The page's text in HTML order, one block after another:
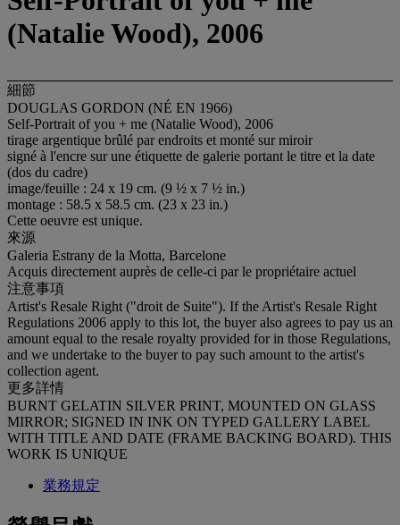
(Natalie Wood), 2006
細節
DOUGLAS GORDON (NÉ EN 1966)
Self-Portrait of you + me (Natalie Wood), 2006
tirage argentique brûlé par endroits et monté sur miroir
signé à l'encre sur une étiquette de galerie portant le titre et la date
(dos du cadre)
image/feuille : 24 x 19 cm. (9 ½ x 7 ½ in.)
montage : 58.5 x 58.5 cm. (23 x 23 in.)
Cette oeuvre est unique.
來源
Galeria Estrany de la Motta, Barcelone
Acquis directement auprès de celle-ci par le propriétaire actuel
注意事項
Artist's Resale Right ("droit de Suite"). If the Artist's Resale Right
Regulations 2006 apply to this lot, the buyer also agrees to pay us an
amount equal to the resale royalty provided for in those Regulations,
and we undertake to the buyer to pay such amount to the artist's
collection agent.
更多詳情
BURNT GELATIN SILVER PRINT, MOUNTED ON GLASS
MIRROR; SIGNED IN INK ON TYPED GALLERY LABEL
WITH TITLE AND DATE (FRAME BACKING BOARD). THIS
WORK IS UNIQUE
業務規定